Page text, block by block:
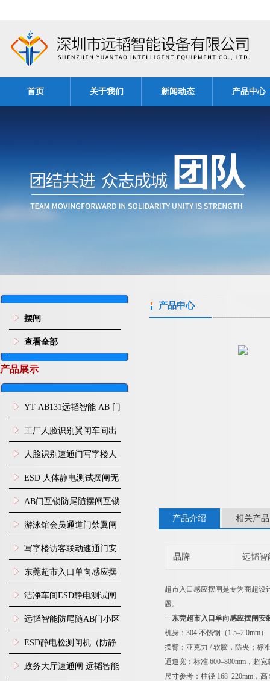
首页 关于我们 新闻动态 产品中心
摆闸
查看全部
产品展示
YT-AB131远韬智能 AB 门
闸机双通道互锁防尾随闸
机
工厂人脸识别翼闸车间出
入口人行通道门禁
人脸识别速通门写字楼人
行通道闸门禁设备
ESD 人体静电测试摆闸无
尘车间防静电闸机
AB门互锁防尾随摆闸互锁
闸机
游泳馆会员通道门禁翼闸
写字楼访客联动速通门安
装
东莞超市入口单向感应摆
闸安装
洁净车间ESD静电测试闸
机
远韬智能防尾随AB门小区
门禁闸机安装
​ESD静电检测闸机（防静
电门禁通道系统）
政务大厅速通闸 远韬智能
产品中心
产品介绍 相关产品
品牌 远韬智
超市入口感应摆闸是专为商超设
题。
一东莞超市入口单向感应摆闸安
机身：304 不锈钢（1.5–2.0mm
摆臂：亚克力 / 软胶，防夹；标
通道宽：标准 600–800mm，超
尺寸参考：柱径 168–220mm，高